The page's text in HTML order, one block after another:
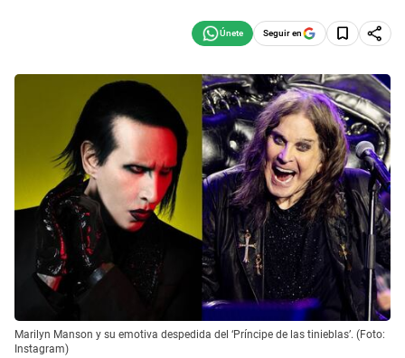
Seguir en
Marilyn Manson y su emotiva despedida del ‘Príncipe de las tinieblas’. (Foto:
Instagram)